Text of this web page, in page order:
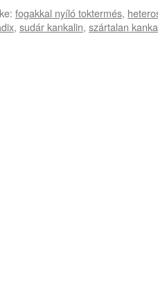
fogakkal nyíló toktermés,
, sudár kankalin, szártalan